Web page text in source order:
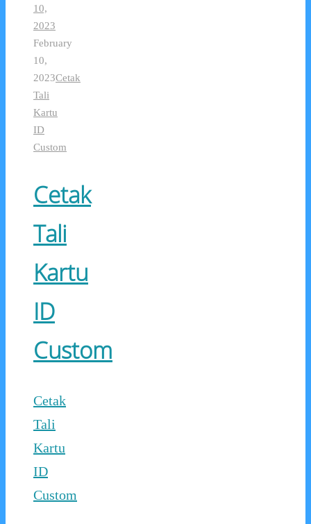
10,
2023
February
10,
2023Cetak
Tali
Kartu
ID
Custom
Cetak
Tali
Kartu
ID
Custom
Cetak
Tali
Kartu
ID
Custom